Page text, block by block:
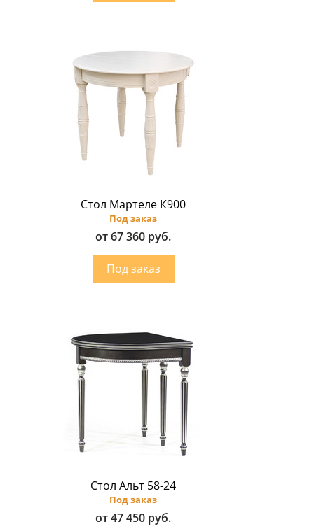
Стол Мартеле К900
Под заказ
от 67 360 руб.
Стол Альт 58-24
Под заказ
от 47 450 руб.